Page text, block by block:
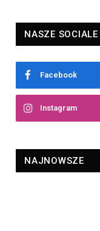
NASZE SOCIALE
Facebook
Instagram
NAJNOWSZE